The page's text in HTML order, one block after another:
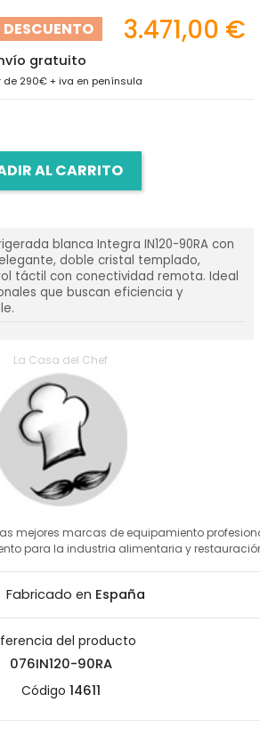
DESCUENTO 3.471,00 €
gratuito
de 290€ + iva en península
AL CARRITO
blanca Integra IN120-90RA con
doble cristal templado,
táctil con conectividad remota. Ideal
que buscan eficiencia y
La Casa del Chef
mejores marcas de equipamiento
para la industria alimentaria y
Fabricado en España
del producto
076IN120-90RA
Código 14611